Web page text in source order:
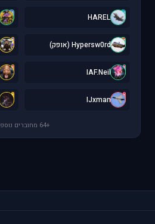
H
HAREL
H
H Hypersw0rd (אופק) I
I
IAF.Neil
I
I
IJxman
I
+64 מחוברים נוספים